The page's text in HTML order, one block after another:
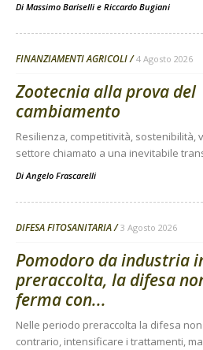
Di Massimo Bariselli e Riccardo Bugiani
FINANZIAMENTI AGRICOLI 4 Agosto 2026
Zootecnia alla prova del
cambiamento
Resilienza, competitività, sostenibilità,
settore chiamato a una inevitabile
DiAngelo Frascarelli
DIFESA FITOSANITARIA 3 Agosto 2026
Pomodoro da industria
preraccolta, la difesa
ferma con...
Nelle periodo preraccolta la difesa
contrario, intensificare i trattamenti,